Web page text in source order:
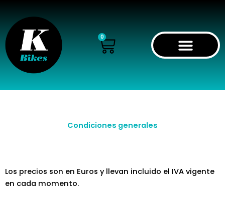
contenido
0
Cart
Condiciones generales
Los precios son en Euros y llevan incluido el IVA vigente
en cada momento.